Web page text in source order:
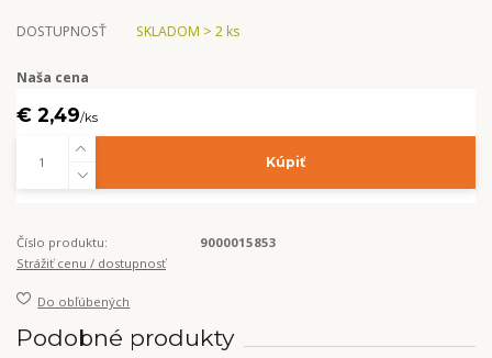
DOSTUPNOSŤ SKLADOM > 2 ks
Naša cena
€ 2,49/ks
Kúpiť
Číslo produktu:
9000015853
Strážiť cenu / dostupnosť
Do obľúbených
Podobné produkty